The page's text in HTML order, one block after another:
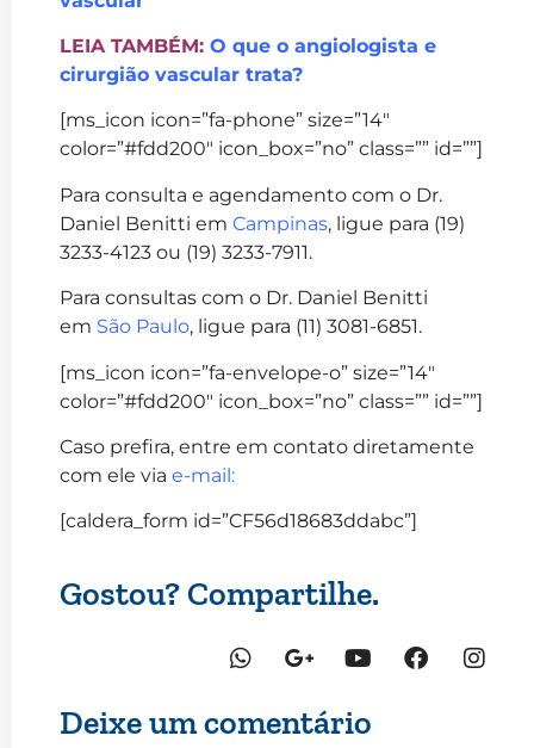
LEIA TAMBÉM: O que o angiologista e
cirurgião vascular trata?
[ms_icon icon=”fa-phone” size=”14″
color=”#fdd200″ icon_box=”no” class=”” id=””]
Para consulta e agendamento com o Dr.
Daniel Benitti em Campinas, ligue para (19)
3233-4123 ou (19) 3233-7911.
Para consultas com o Dr. Daniel Benitti
em São Paulo, ligue para (11) 3081-6851.
[ms_icon icon=”fa-envelope-o” size=”14″
color=”#fdd200″ icon_box=”no” class=”” id=””]
Caso prefira, entre em contato diretamente
com ele via e-mail:
[caldera_form id=”CF56d18683ddabc”]
Gostou? Compartilhe.
Deixe um comentário